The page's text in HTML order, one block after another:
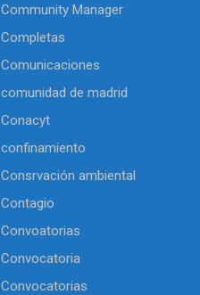
Community Manager
Completas
Comunicaciones
comunidad de madrid
Conacyt
confinamiento
Consrvación ambiental
Contagio
Convoatorias
Convocatoria
Convocatorias